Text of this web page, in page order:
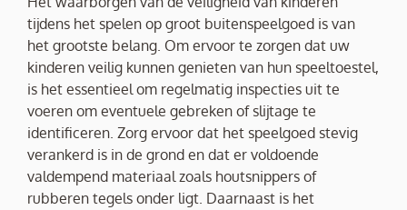
tijdens het spelen op groot buitenspeelgoed is van
het grootste belang. Om ervoor te zorgen dat uw
kinderen veilig kunnen genieten van hun speeltoestel,
is het essentieel om regelmatig inspecties uit te
voeren om eventuele gebreken of slijtage te
identificeren. Zorg ervoor dat het speelgoed stevig
verankerd is in de grond en dat er voldoende
valdempend materiaal zoals houtsnippers of
rubberen tegels onder ligt. Daarnaast is het